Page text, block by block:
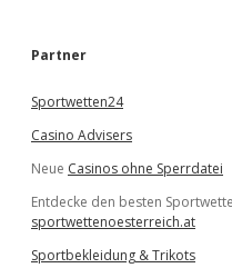
e
Partner
Sportwetten24
Casino Advisers
Neue Casinos ohne Sperrdatei
Entdecke den besten
sportwettenoesterreich.at
Sportbekleidung & Trikots